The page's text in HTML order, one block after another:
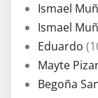
Ismael
Ismael
Eduardo
Mayte
Begoña